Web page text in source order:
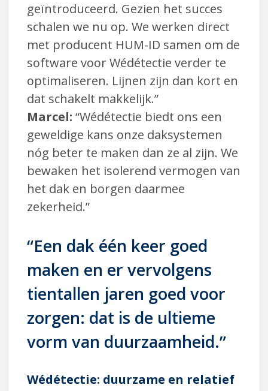
geïntroduceerd. Gezien het succes
schalen we nu op. We werken direct
met producent HUM-ID samen om de
software voor Wédétectie verder te
optimaliseren. Lijnen zijn dan kort en
dat schakelt makkelijk.”
Marcel: “Wédétectie biedt ons een
geweldige kans onze daksystemen
nóg beter te maken dan ze al zijn. We
bewaken het isolerend vermogen van
het dak en borgen daarmee
zekerheid.”
“Een dak één keer goed
maken en er vervolgens
tientallen jaren goed voor
zorgen: dat is de ultieme
vorm van duurzaamheid.”
Wédétectie: duurzame en relatief